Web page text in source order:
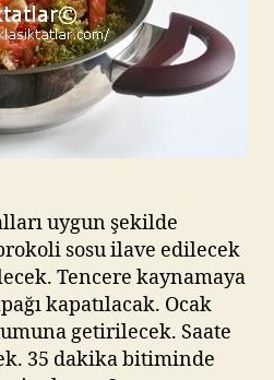
uygun şekilde
sosu ilave edilecek
Tencere kaynamaya
kapatılacak. Ocak
getirilecek. Saate
35 dakika bitiminde